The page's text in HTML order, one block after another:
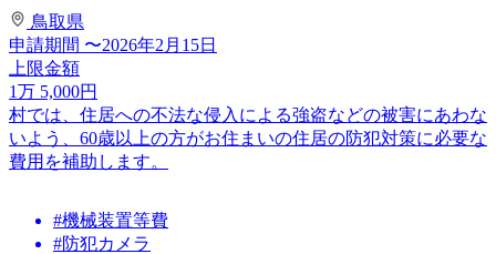
鳥取県
申請期間 〜2026年2月15日
上限金額
1万 5,000円
村では、住居への不法な侵入による強盗などの被害にあわな
いよう、60歳以上の方がお住まいの住居の防犯対策に必要な
費用を補助します。
#機械装置等費
#防犯カメラ